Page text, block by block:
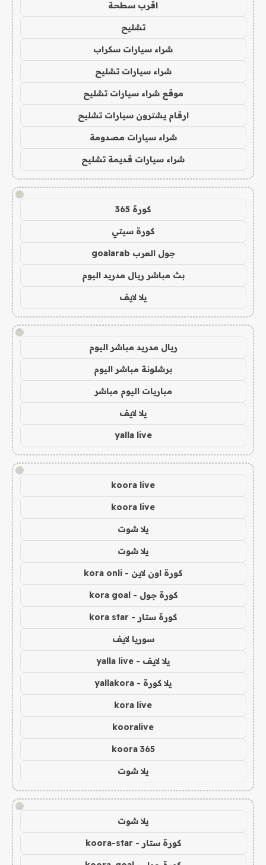
اقرب سطحة
تشليح
شراء سيارات سكراب
شراء سيارات تشليح
موقع شراء سيارات تشليح
ارقام يشترون سيارات تشليح
شراء سيارات مصدومة
شراء سيارات قديمة تشليح
!
كورة 365
كورة سيتي
جول العرب goalarab
بث مباشر ريال مدريد اليوم
يلا لايف
!
ريال مدريد مباشر اليوم
برشلونة مباشر اليوم
مباريات اليوم مباشر
يلا لايف
yalla live
!
koora live
koora live
يلا شوت
يلا شوت
كورة اون لاين - kora onli
كورة جول - kora goal
كورة ستار - kora star
سوريا لايف
يلا لايف - yalla live
يلا كورة - yallakora
kora live
kooralive
koora 365
يلا شوت
!
يلا شوت
كورة ستار - koora-star